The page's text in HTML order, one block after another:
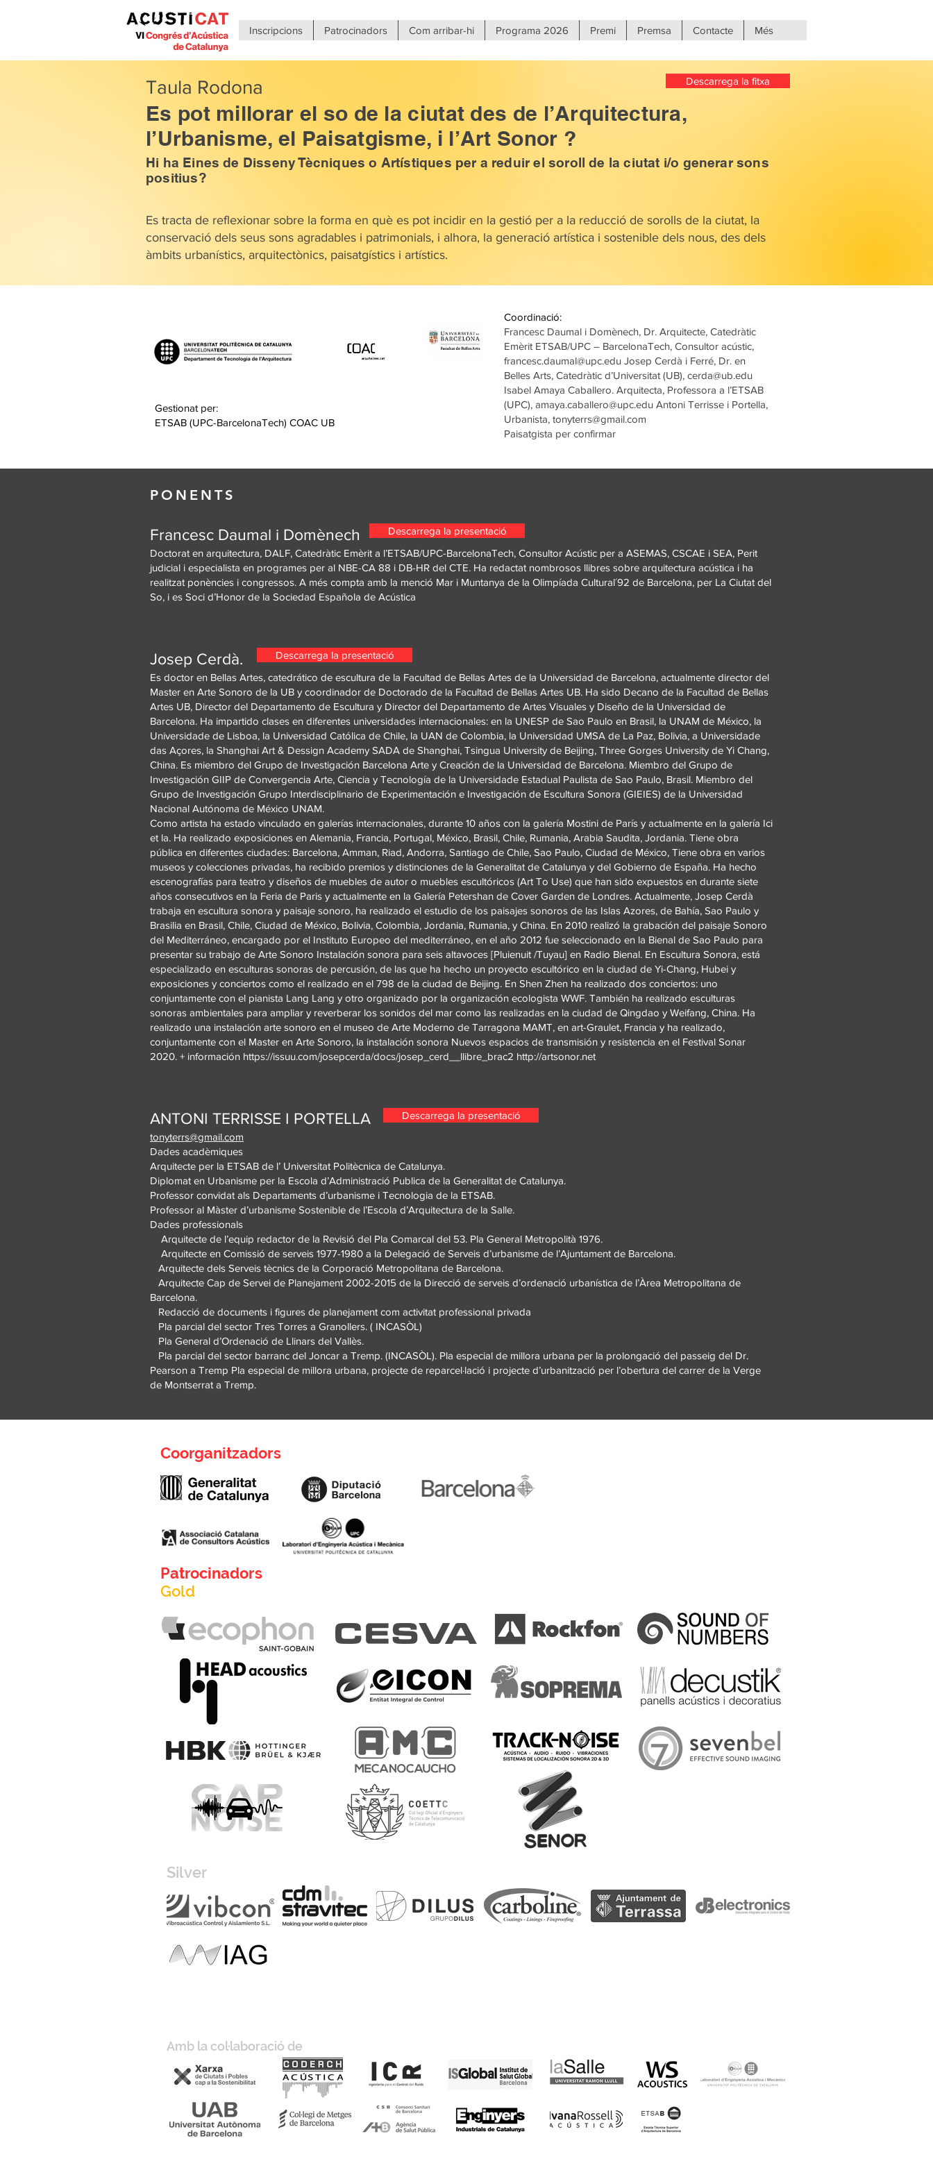
Inscripcions Patrocinadors Com arribar-hi Programa 2026 Premi Premsa Contacte Més
Taula Rodona
Es pot millorar el so de la ciutat des de l’Arquitectura,
l’Urbanisme, el Paisatgisme, i l’Art Sonor ?
Descarrega la fitxa
Hi ha Eines de Disseny Tècniques o Artístiques per a reduir el soroll de la ciutat i/o generar sons
positius?
Es tracta de reflexionar sobre la forma en què es pot incidir en la gestió per a la reducció de sorolls de la ciutat, la
conservació dels seus sons agradables i patrimonials, i alhora, la generació artística i sostenible dels nous, des dels
àmbits urbanístics, arquitectònics, paisatgístics i artístics.
Gestionat per:
ETSAB (UPC-BarcelonaTech) COAC UB
Coordinació:
Francesc Daumal i Domènech, Dr. Arquitecte, Catedràtic
Emèrit ETSAB/UPC – BarcelonaTech, Consultor acústic,
francesc.daumal@upc.edu Josep Cerdà i Ferré, Dr. en
Belles Arts, Catedràtic d’Universitat (UB), cerda@ub.edu
Isabel Amaya Caballero. Arquitecta, Professora a l’ETSAB
(UPC), amaya.caballero@upc.edu Antoni Terrisse i Portella,
Urbanista, tonyterrs@gmail.com
Paisatgista per confirmar
PONENTS
Francesc Daumal i Domènech
Doctorat en arquitectura, DALF, Catedràtic Emèrit a l’ETSAB/UPC-BarcelonaTech, Consultor Acústic per a ASEMAS, CSCAE i SEA, Perit
judicial i especialista en programes per al NBE-CA 88 i DB-HR del CTE. Ha redactat nombrosos llibres sobre arquitectura acústica i ha
realitzat ponències i congressos. A més compta amb la menció Mar i Muntanya de la Olimpíada Cultural´92 de Barcelona, per La Ciutat del
So, i es Soci d’Honor de la Sociedad Española de Acústica
Josep Cerdà.
Es doctor en Bellas Artes, catedrático de escultura de la Facultad de Bellas Artes de la Universidad de Barcelona, actualmente director del
Master en Arte Sonoro de la UB y coordinador de Doctorado de la Facultad de Bellas Artes UB. Ha sido Decano de la Facultad de Bellas
Artes UB, Director del Departamento de Escultura y Director del Departamento de Artes Visuales y Diseño de la Universidad de
Barcelona. Ha impartido clases en diferentes universidades internacionales: en la UNESP de Sao Paulo en Brasil, la UNAM de México, la
Universidade de Lisboa, la Universidad Católica de Chile, la UAN de Colombia, la Universidad UMSA de La Paz, Bolivia, a Universidade
das Açores, la Shanghai Art & Dessign Academy SADA de Shanghai, Tsingua University de Beijing, Three Gorges University de Yi Chang,
China. Es miembro del Grupo de Investigación Barcelona Arte y Creación de la Universidad de Barcelona. Miembro del Grupo de
Investigación GIIP de Convergencia Arte, Ciencia y Tecnología de la Universidade Estadual Paulista de Sao Paulo, Brasil. Miembro del
Grupo de Investigación Grupo Interdisciplinario de Experimentación e Investigación de Escultura Sonora (GIEIES) de la Universidad
Nacional Autónoma de México UNAM.
Como artista ha estado vinculado en galerías internacionales, durante 10 años con la galería Mostini de París y actualmente en la galería Ici
et la. Ha realizado exposiciones en Alemania, Francia, Portugal, México, Brasil, Chile, Rumania, Arabia Saudita, Jordania. Tiene obra
pública en diferentes ciudades: Barcelona, Amman, Riad, Andorra, Santiago de Chile, Sao Paulo, Ciudad de México, Tiene obra en varios
museos y colecciones privadas, ha recibido premios y distinciones de la Generalitat de Catalunya y del Gobierno de España. Ha hecho
escenografías para teatro y diseños de muebles de autor o muebles escultóricos (Art To Use) que han sido expuestos en durante siete
años consecutivos en la Feria de Paris y actualmente en la Galería Petershan de Cover Garden de Londres. Actualmente, Josep Cerdà
trabaja en escultura sonora y paisaje sonoro, ha realizado el estudio de los paisajes sonoros de las Islas Azores, de Bahía, Sao Paulo y
Brasilia en Brasil, Chile, Ciudad de México, Bolivia, Colombia, Jordania, Rumania, y China. En 2010 realizó la grabación del paisaje Sonoro
del Mediterráneo, encargado por el Instituto Europeo del mediterráneo, en el año 2012 fue seleccionado en la Bienal de Sao Paulo para
presentar su trabajo de Arte Sonoro Instalación sonora para seis altavoces [Pluienuit /Tuyau] en Radio Bienal. En Escultura Sonora, está
especializado en esculturas sonoras de percusión, de las que ha hecho un proyecto escultórico en la ciudad de Yi-Chang, Hubei y
exposiciones y conciertos como el realizado en el 798 de la ciudad de Beijing. En Shen Zhen ha realizado dos conciertos: uno
conjuntamente con el pianista Lang Lang y otro organizado por la organización ecologista WWF. También ha realizado esculturas
sonoras ambientales para ampliar y reverberar los sonidos del mar como las realizadas en la ciudad de Qingdao y Weifang, China. Ha
realizado una instalación arte sonoro en el museo de Arte Moderno de Tarragona MAMT, en art-Graulet, Francia y ha realizado,
conjuntamente con el Master en Arte Sonoro, la instalación sonora Nuevos espacios de transmisión y resistencia en el Festival Sonar
2020. + información https://issuu.com/josepcerda/docs/josep_cerd__llibre_brac2 http://artsonor.net
ANTONI TERRISSE I PORTELLA
tonyterrs@gmail.com
Dades acadèmiques
Arquitecte per la ETSAB de l’ Universitat Politècnica de Catalunya.
Diplomat en Urbanisme per la Escola d’Administració Publica de la Generalitat de Catalunya.
Professor convidat als Departaments d’urbanisme i Tecnologia de la ETSAB.
Professor al Màster d’urbanisme Sostenible de l’Escola d’Arquitectura de la Salle.
Dades professionals
Arquitecte de l’equip redactor de la Revisió del Pla Comarcal del 53. Pla General Metropolità 1976.
Arquitecte en Comissió de serveis 1977-1980 a la Delegació de Serveis d’urbanisme de l’Ajuntament de Barcelona.
Arquitecte dels Serveis tècnics de la Corporació Metropolitana de Barcelona.
Arquitecte Cap de Servei de Planejament 2002-2015 de la Direcció de serveis d’ordenació urbanística de l’Àrea Metropolitana de
Barcelona.
Redacció de documents i figures de planejament com activitat professional privada
Pla parcial del sector Tres Torres a Granollers. ( INCASÒL)
Pla General d’Ordenació de Llinars del Vallès.
Pla parcial del sector barranc del Joncar a Tremp. (INCASÒL). Pla especial de millora urbana per la prolongació del passeig del Dr.
Pearson a Tremp Pla especial de millora urbana, projecte de reparcel·lació i projecte d’urbanització per l’obertura del carrer de la Verge
de Montserrat a Tremp.
Descarrega la presentació
Descarrega la presentació
Descarrega la presentació
Coorganitzadors
Patrocinadors
Gold
Silver
Amb la col·laboració de